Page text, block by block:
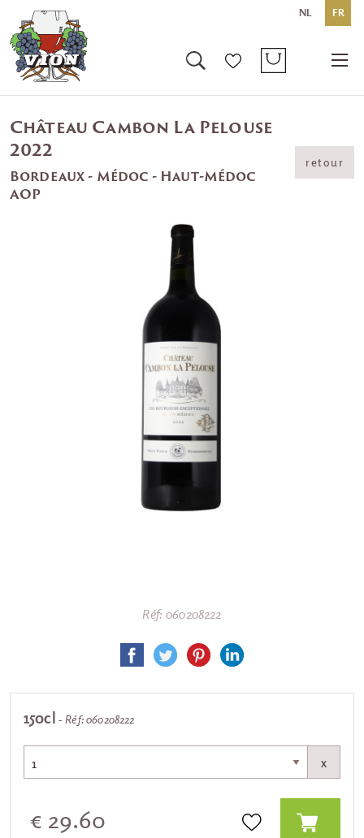
NL FR
Château Cambon La Pelouse
2022
Bordeaux - Médoc - Haut-Médoc
AOP
retour
Réf: 060208222
150cl - Réf: 060208222
x
€ 29.60